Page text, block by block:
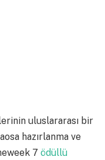
uluslararası bir
hazırlanma ve
7 ödüllü